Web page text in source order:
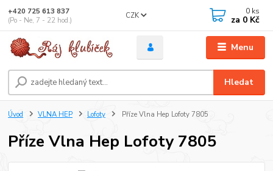
Menu
CZK
Hledat
+420 725 613 837
(Po - Ne, 7 - 22 hod.)
0 ks
za 0 Kč
Úvod VLNA HEP Lofoty Příze Vlna Hep Lofoty 7805
Příze Vlna Hep Lofoty 7805